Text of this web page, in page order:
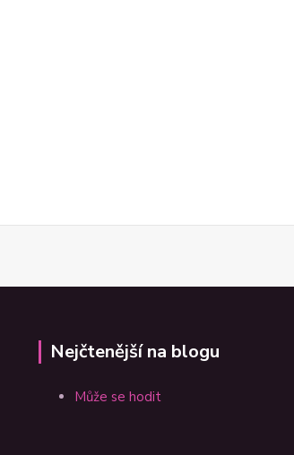
Nejčtenější na blogu
Může se hodit